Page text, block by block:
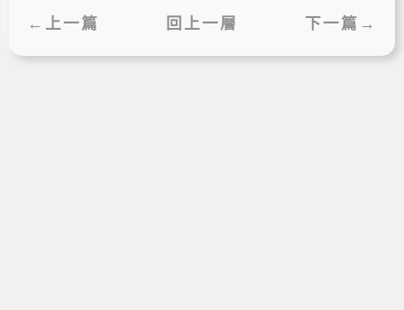
←上一篇 回上一層 下一篇→